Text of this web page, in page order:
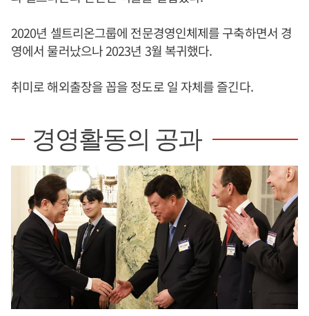
2020년 셀트리온그룹에 전문경영인체제를 구축하면서 경
영에서 물러났으나 2023년 3월 복귀했다.
취미로 해외출장을 꼽을 정도로 일 자체를 즐긴다.
경영활동의 공과